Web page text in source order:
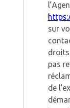
sur
droits
pas
de